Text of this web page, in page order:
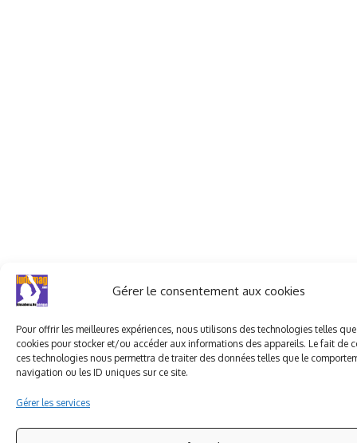
Gérer le consentement aux cookies
Pour offrir les meilleures expériences, nous utilisons des technologies telles
cookies pour stocker et/ou accéder aux informations des appareils. Le fait de
ces technologies nous permettra de traiter des données telles que le
navigation ou les ID uniques sur ce site.
Gérer les services